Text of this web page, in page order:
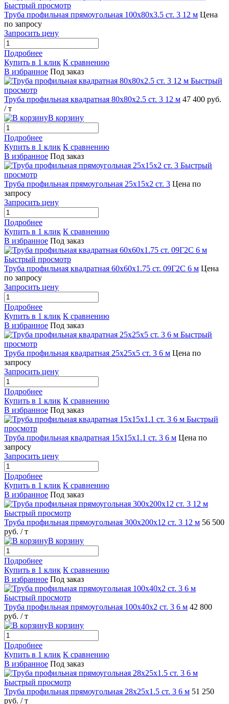
Быстрый просмотр
Труба профильная прямоугольная 100х80х3.5 ст. 3 12 м Цена
по запросу
Запросить цену
Подробнее
Купить в 1 клик К сравнению
В избранное Под заказ
Быстрый
просмотр
Труба профильная квадратная 80х80х2.5 ст. 3 12 м 47 400 руб.
/ т
В корзину
Подробнее
Купить в 1 клик К сравнению
В избранное Под заказ
Быстрый
просмотр
Труба профильная прямоугольная 25х15х2 ст. 3 Цена по
запросу
Запросить цену
Подробнее
Купить в 1 клик К сравнению
В избранное Под заказ
Быстрый просмотр
Труба профильная квадратная 60х60х1.75 ст. 09Г2С 6 м Цена
по запросу
Запросить цену
Подробнее
Купить в 1 клик К сравнению
В избранное Под заказ
Быстрый
просмотр
Труба профильная квадратная 25х25х5 ст. 3 6 м Цена по
запросу
Запросить цену
Подробнее
Купить в 1 клик К сравнению
В избранное Под заказ
Быстрый
просмотр
Труба профильная квадратная 15х15х1.1 ст. 3 6 м Цена по
запросу
Запросить цену
Подробнее
Купить в 1 клик К сравнению
В избранное Под заказ
Быстрый просмотр
Труба профильная прямоугольная 300х200х12 ст. 3 12 м 56 500
руб. / т
В корзину
Подробнее
Купить в 1 клик К сравнению
В избранное Под заказ
Быстрый просмотр
Труба профильная прямоугольная 100х40х2 ст. 3 6 м 42 800
руб. / т
В корзину
Подробнее
Купить в 1 клик К сравнению
В избранное Под заказ
Быстрый просмотр
Труба профильная прямоугольная 28х25х1.5 ст. 3 6 м 51 250
руб. / т